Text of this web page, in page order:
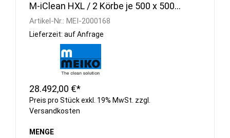
M-iClean HXL / 2 Körbe je 500 x 500
mm
Artikel-Nr.: MEI-2000168
Lieferzeit: auf Anfrage
28.492,00 €*
Preis pro Stück exkl. 19% MwSt. zzgl.
Versandkosten
MENGE